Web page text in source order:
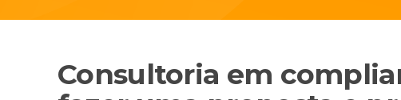
Consultoria em